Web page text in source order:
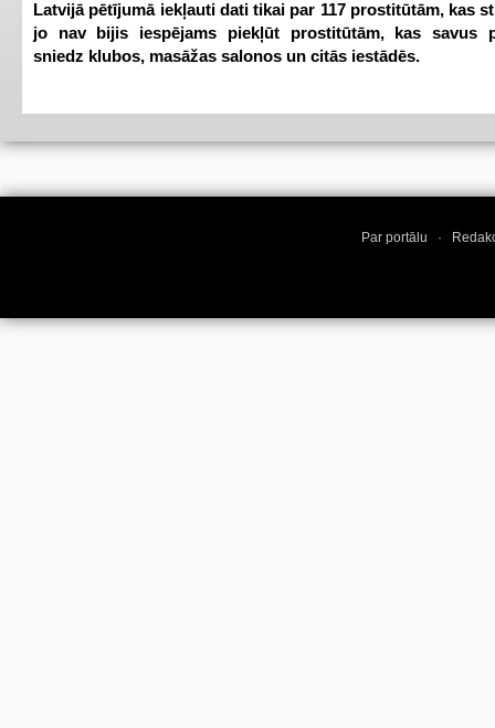
Latvijā pētījumā iekļauti dati tikai par 117 prostitūtām, kas
jo nav bijis iespējams piekļūt prostitūtām, kas savus
sniedz klubos, masāžas salonos un citās iestādēs.
Par portālu ·